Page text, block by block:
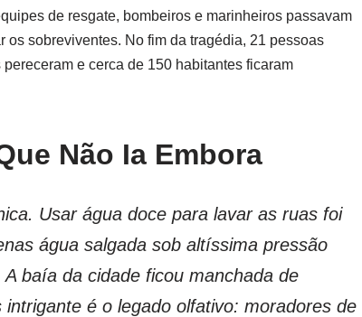
de resgate, bombeiros e marinheiros passavam
os sobreviventes. No fim da tragédia, 21 pessoas
e cerca de 150 habitantes ficaram
Não Ia Embora
Usar água doce para lavar as ruas foi
água salgada sob altíssima pressão
baía da cidade ficou manchada de
é o legado olfativo: moradores de